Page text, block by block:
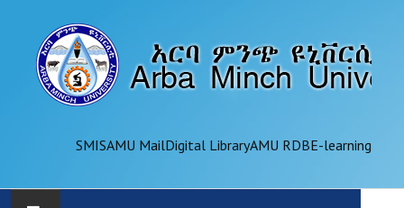
SMISAMU MailDigital LibraryAMU RDBE-learning